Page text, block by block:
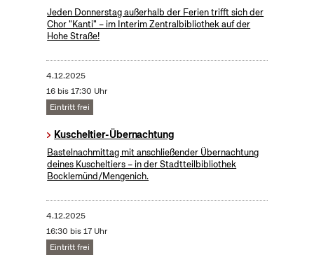
Jeden Donnerstag außerhalb der Ferien trifft sich der
Chor "Kanti" – im Interim Zentralbibliothek auf der
Hohe Straße!
4.12.2025
16 bis 17:30 Uhr
Eintritt frei
Kuscheltier-Übernachtung
Bastelnachmittag mit anschließender Übernachtung
deines Kuscheltiers – in der Stadtteilbibliothek
Bocklemünd/Mengenich.
4.12.2025
16:30 bis 17 Uhr
Eintritt frei